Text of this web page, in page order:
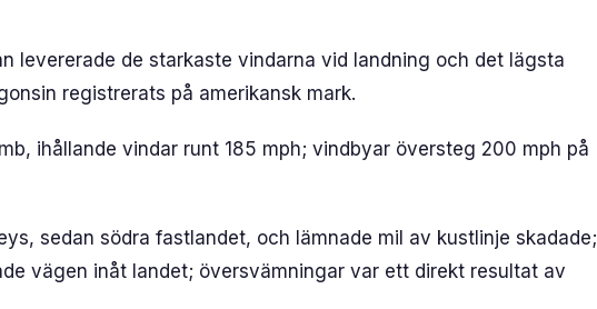
levererade de starkaste vindarna vid landning och det lägsta
registrerats på amerikansk mark.
ihållande vindar runt 185 mph; vindbyar översteg 200 mph på
sedan södra fastlandet, och lämnade mil av kustlinje skadade;
vägen inåt landet; översvämningar var ett direkt resultat av